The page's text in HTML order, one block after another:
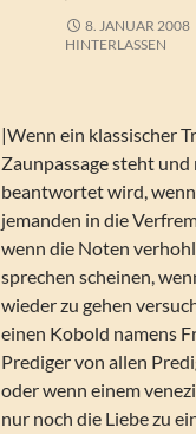
8. JANUAR 2008
HINTERLASSEN
|Wenn ein klassischer
Zaunpassage steht
beantwortet wird,
jemanden in die
wenn die Noten
sprechen scheinen,
wieder zu gehen
einen Kobold namens
Prediger von allen
oder wenn einem
nur noch die Liebe zu